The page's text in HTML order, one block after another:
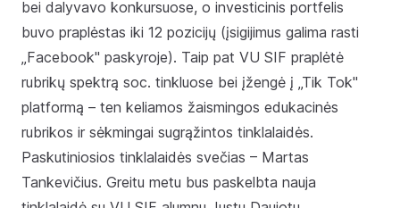
bei dalyvavo konkursuose, o investicinis portfelis
buvo praplėstas iki 12 pozicijų (įsigijimus galima rasti
„Facebook" paskyroje). Taip pat VU SIF praplėtė
rubrikų spektrą soc. tinkluose bei įžengė į „Tik Tok"
platformą – ten keliamos žaismingos edukacinės
rubrikos ir sėkmingai sugrąžintos tinklalaidės.
Paskutiniosios tinklalaidės svečias – Martas
Tankevičius. Greitu metu bus paskelbta nauja